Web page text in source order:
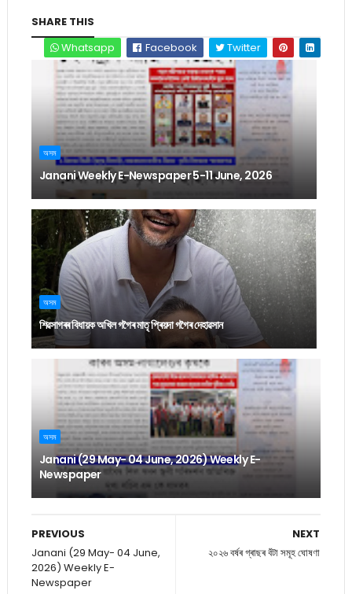
SHARE THIS
Whatsapp
Facebook Twitter
অসম
Janani Weekly E-Newspaper 5-11 June, 2026
অসম
শিৱসাগৰৰ বিধায়ক অখিল গগৈৰ মাতৃ প্ৰিয়দা গগৈৰ দেহাৱসান
অসম
Janani (29 May- 04 June, 2026) Weekly E-
Newspaper
NEXT
২০২৬ বৰ্ষৰ গ্ৰাছৰ বঁটা সমূহ ঘোষণা
PREVIOUS
Janani (29 May- 04 June,
2026) Weekly E-
Newspaper